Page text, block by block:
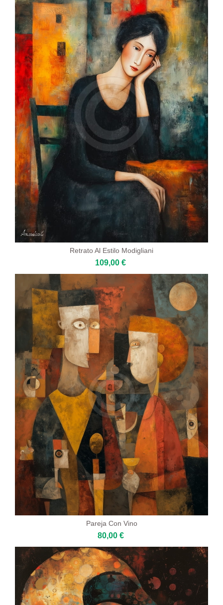
Retrato Al Estilo Modigliani
109,00 €
Pareja Con Vino
80,00 €